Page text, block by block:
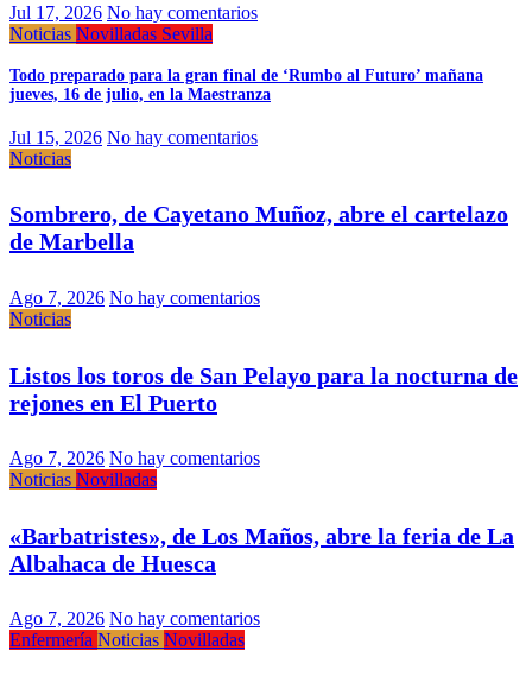
Jul 17, 2026 No hay comentarios
Noticias Novilladas Sevilla
Todo preparado para la gran final de ‘Rumbo al Futuro’ mañana
jueves, 16 de julio, en la Maestranza
Jul 15, 2026 No hay comentarios
Noticias
Sombrero, de Cayetano Muñoz, abre el cartelazo
de Marbella
Ago 7, 2026 No hay comentarios
Noticias
Listos los toros de San Pelayo para la nocturna de
rejones en El Puerto
Ago 7, 2026 No hay comentarios
Noticias Novilladas
«Barbatristes», de Los Maños, abre la feria de La
Albahaca de Huesca
Ago 7, 2026 No hay comentarios
Enfermería Noticias Novilladas